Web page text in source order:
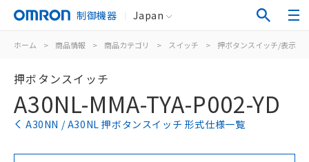
制御機器 Japan
ホーム > 商品情報 > 商品カテゴリ > スイッチ > 押ボタンスイッチ/表示灯
押ボタンスイッチ
A30NL-MMA-TYA-P002-YD
A30NN / A30NL 押ボタンスイッチ 形式仕様一覧